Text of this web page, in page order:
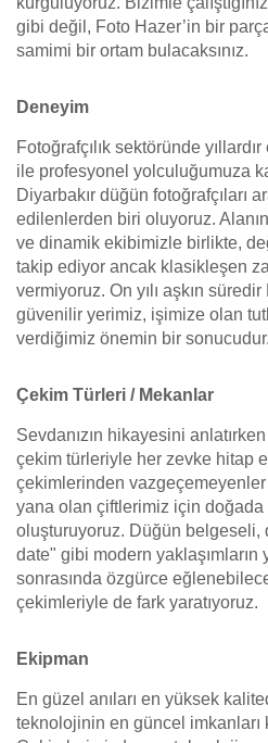
gibi değil, Foto Hazer’in bir
samimi bir ortam bulacaksınız.
Deneyim
Fotoğrafçılık sektöründe
ile profesyonel yolculuğumuza
Diyarbakır düğün fotoğrafçıları
edilenlerden biri oluyoruz.
ve dinamik ekibimizle birlikte,
takip ediyor ancak klasikleşen
vermiyoruz. On yılı aşkın
güvenilir yerimiz, işimize olan
verdiğimiz önemin bir sonucudur.
Çekim Türleri / Mekanlar
Sevdanızın hikayesini anlatırken
çekim türleriyle her zevke hitap
çekimlerinden
yana olan çiftlerimiz için
oluşturuyoruz. Düğün belgeseli,
date" gibi modern yaklaşımların
sonrasında özgürce
çekimleriyle de fark yaratıyoruz.
Ekipman
En güzel anıları en yüksek
teknolojinin en güncel imkanları